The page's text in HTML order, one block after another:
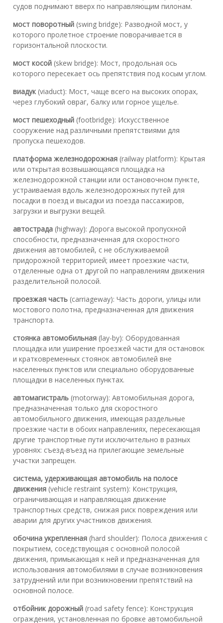
судов поднимают вверх по направляющим пилонам.
мост поворотный (swing bridge): Разводной мост, у
которого пролетное строение поворачивается в
горизонтальной плоскости.
мост косой (skew bridge): Мост, продольная ось
которого пересекает ось препятствия под косым углом.
виадук(viaduct): Мост, чаще всего на высоких опорах,
через глубокий овраг, балку или горное ущелье.
мост пешеходный (footbridge): Искусственное
сооружение над различными препятствиями для
пропуска пешеходов.
платформа железнодорожная (railway platform): Крытая
или открытая возвышающаяся площадка на
железнодорожной станции или остановочном пункте,
устраиваемая вдоль железнодорожных путей для
посадки в поезд и высадки из поезда пассажиров,
загрузки и выгрузки вещей.
автострада (highway): Дорога высокой пропускной
способности, предназначенная для скоростного
движения автомобилей, с не обслуживаемой
придорожной территорией; имеет проезжие части,
отделенные одна от другой по направлениям движения
разделительной полосой.
проезжая часть (carriageway): Часть дороги, улицы или
мостового полотна, предназначенная для движения
транспорта.
стоянка автомобильная (lay-by): Оборудованная
площадка или уширение проезжей части для остановок
и кратковременных стоянок автомобилей вне
населенных пунктов или специально оборудованные
площадки в населенных пунктах.
автомагистраль (motorway): Автомобильная дорога,
предназначенная только для скоростного
автомобильного движения, имеющая раздельные
проезжие части в обоих направлениях, пересекающая
другие транспортные пути исключительно в разных
уровнях: съезд-въезд на прилегающие земельные
участки запрещен.
система, удерживающая автомобиль на полосе
движения (vehicle restraint system): Конструкция,
ограничивающая и направляющая движение
транспортных средств, снижая риск повреждения или
аварии для других участников движения.
обочина укрепленная (hard shoulder): Полоса движения с
покрытием, соседствующая с основной полосой
движения, примыкающая к ней и предназначенная для
использования автомобилями в случае возникновения
затруднений или при возникновении препятствий на
основной полосе.
отбойник дорожный (road safety fence): Конструкция
ограждения, установленная по бровке автомобильной